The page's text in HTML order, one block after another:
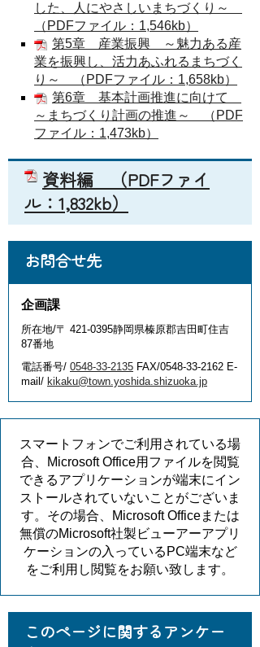
した、人にやさしいまちづくり～
（PDFファイル：1,546kb）
第5章 産業振興 ～魅力ある産
業を振興し、活力あふれるまちづく
り～
（PDFファイル：1,658kb）
第6章 基本計画推進に向けて
～まちづくり計画の推進～
（PDF
ファイル：1,473kb）
資料編 （PDFファイ
ル：1,832kb）
お問合せ先
企画課
所在地/〒 421-0395静岡県榛原郡吉田町住吉
87番地
電話番号/ 0548-33-2135 FAX/0548-33-2162 E-
mail/ kikaku@town.yoshida.shizuoka.jp
スマートフォンでご利用されている場
合、Microsoft Office用ファイルを閲覧
できるアプリケーションが端末にイン
ストールされていないことがございま
す。その場合、Microsoft Officeまたは
無償のMicrosoft社製ビューアーアプリ
ケーションの入っているPC端末など
をご利用し閲覧をお願い致します。
このページに関するアンケー